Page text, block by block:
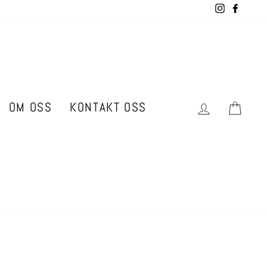
Instagram
OM OSS KONTAKT OSS LOGG INN